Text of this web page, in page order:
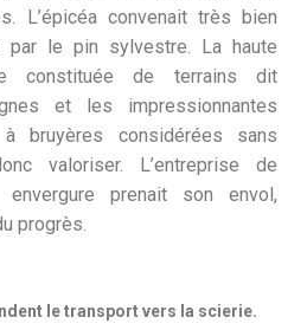
L’épicéa convenait très bien
par le pin sylvestre. La haute
constituée de terrains dit
et les impressionnantes
bruyères considérées sans
valoriser. L’entreprise de
prenait son envol,
progrès.
le transport vers la scierie.